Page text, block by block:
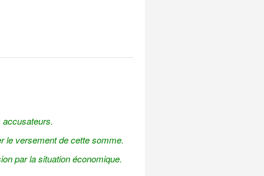
le versement de cette somme.
par la situation économique.